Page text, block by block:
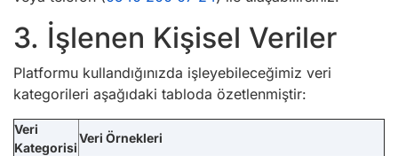
3. İşlenen Kişisel Veriler
Platformu kullandığınızda işleyebileceğimiz veri
kategorileri aşağıdaki tabloda özetlenmiştir:
Veri
Kategorisi
Veri Örnekleri